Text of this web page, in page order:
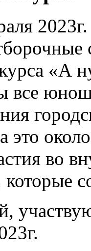
«А
все
это
во